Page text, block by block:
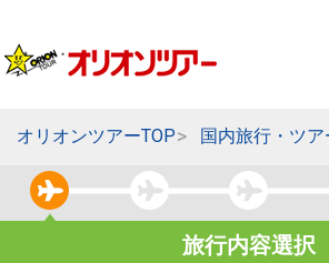
オリオンツアーTOP 国内旅行・ツア
旅行内容選択